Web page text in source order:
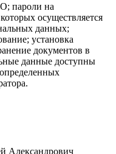
пароли на
осуществляется
данных;
установка
документов в
данные доступны
Александрович